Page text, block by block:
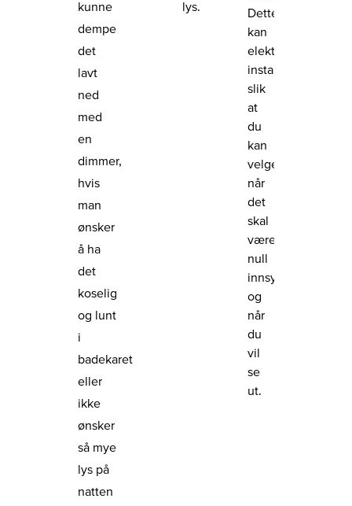
kunne
dempe
det
lavt
ned
med
en
dimmer,
hvis
man
ønsker
å ha
det
koselig
og lunt
i
badekaret
eller
ikke
ønsker
så mye
lys på
natten
lys.
Dette
kan
elektriker
installere
slik
at
du
kan
velge
når
det
skal
være
null
innsyn
og
når
du
vil
se
ut.